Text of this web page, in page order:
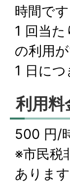
時間です
1 回当
の利用
1 日に
利用料
500 円/
※市民税
あります